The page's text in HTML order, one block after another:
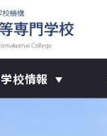
学校情報